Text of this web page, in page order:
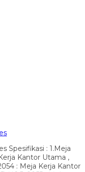
Spesifikasi : 1.Meja
Kantor Utama ,
: Meja Kerja Kantor